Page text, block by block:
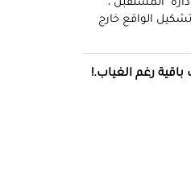
"المستقبل"،
الواقع خارج
رغم الغياب.!